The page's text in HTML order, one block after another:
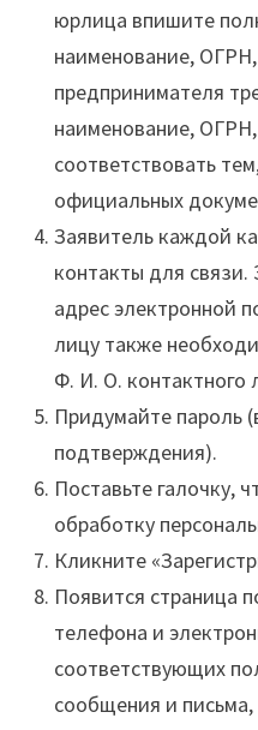
юрлица впишите
наименование,
предпринимателя
наименование,
соответствовать
официальных
Заявитель каждой
контакты для
адрес электронной
лицу также
Ф. И. О. контактного
Придумайте пароль
подтверждения).
Поставьте галочку,
обработку
Кликните
Появится страница
телефона и
соответствующих
сообщения и письма,